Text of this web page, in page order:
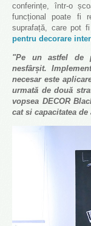
conferințe, într-o
funcțional poate fi
suprafață, care pot
pentru decorare
"Pe un astfel de
nesfârșit.
necesar este
urmată de două
vopsea DECOR
cat si capacitatea